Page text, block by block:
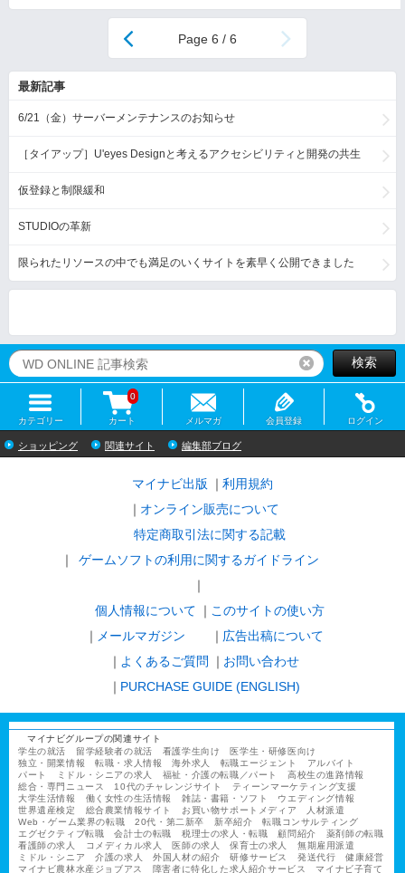
6 / 6
最新記事
6/21（金）サーバーメンテナンスのお知らせ
［タイアップ］U'eyes Designと考えるアクセシビリティと開発の共生
仮登録と制限緩和
STUDIOの革新
限られたリソースの中でも満足のいくサイトを素早く公開できました
リセット検索
カテゴリー カート
0
メルマガ 会員登録 ログイン
ショッピング 関連サイト 編集部ブログ
マイナビ出版
利用規約
オンライン販売について
特定商取引法に関する記載
ゲームソフトの利用に関するガイドライン
｜
個人情報について
このサイトの使い方
メールマガジン
広告出稿について
よくあるご質問
お問い合わせ
PURCHASE GUIDE (ENGLISH)
マイナビグループの関連サイト
学生の就活
留学経験者の就活 看護学生向け
医学生・研修医向け
独立・開業情報
転職・求人情報 海外求人 転職エージェント
アルバイト
パート
ミドル・シニアの求人 福祉・介護の転職／パート
高校生の進路情報
総合・専門ニュース
10代のチャレンジサイト
ティーンマーケティング支援
大学生活情報
働く女性の生活情報 雑誌・書籍・ソフト
ウエディング情報
世界遺産検定
総合農業情報サイト お買い物サポートメディア
人材派遣
Web・ゲーム業界の転職
20代・第二新卒 新卒紹介
転職コンサルティング
エグゼクティブ転職
会計士の転職 税理士の求人・転職 顧問紹介
薬剤師の転職
看護師の求人
コメディカル求人 医師の求人 保育士の求人
無期雇用派遣
ミドル・シニア
介護の求人 外国人材の紹介 研修サービス 発送代行
健康経営
マイナビ農林水産ジョブアス
障害者に特化した求人紹介サービス マイナビ子育て